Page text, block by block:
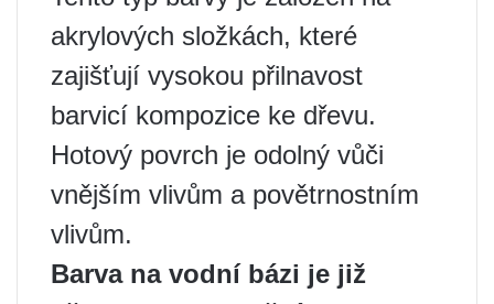
akrylových složkách, které
zajišťují vysokou přilnavost
barvicí kompozice ke dřevu.
Hotový povrch je odolný vůči
vnějším vlivům a povětrnostním
vlivům.
Barva na vodní bázi je již